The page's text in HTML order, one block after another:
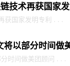
技术再获国家
获国家发明专利 . . .
以部分时间做
时间做美团顾问 . . .